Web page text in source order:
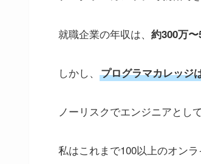
就職企業の年収は、 約300万
しかし、 プログラマカレッジ
ノーリスクでエンジニアとし
私はこれまで100以上のオン